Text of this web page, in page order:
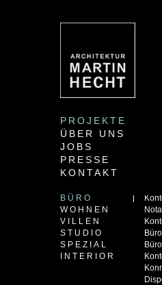
PROJEKTE
ÜBER UNS
JOBS
PRESSE
KONTAKT
BÜRO
WOHNEN
VILLEN
STUDIO
SPEZIAL
INTERIOR